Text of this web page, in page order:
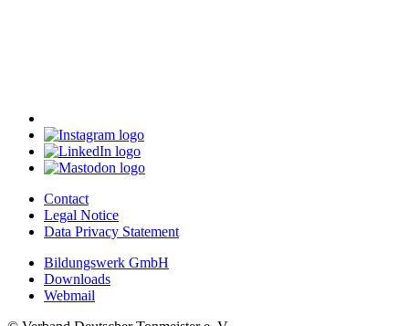
Contact
Legal Notice
Data Privacy Statement
Bildungswerk GmbH
Downloads
Webmail